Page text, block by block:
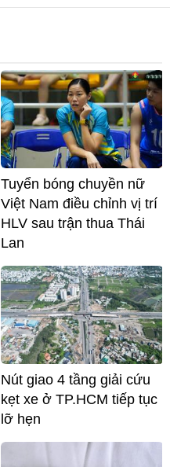
Tuyển bóng chuyền nữ
Việt Nam điều chỉnh vị trí
HLV sau trận thua Thái
Lan
Nút giao 4 tầng giải cứu
kẹt xe ở TP.HCM tiếp tục
lỡ hẹn